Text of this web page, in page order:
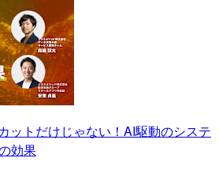
ットだけじゃない！AI駆動のシステ
効果